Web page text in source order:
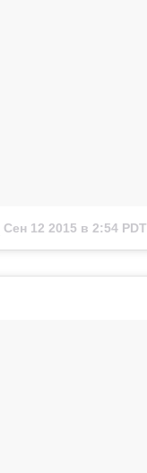
Сен 12 2015 в 2:54 PDT